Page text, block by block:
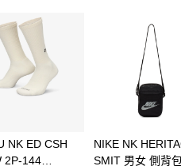
21家銀行
第一商業銀行
彰化商業銀行
NK ED CSH
2P-144
NIKE NK
SMIT 男女 側背